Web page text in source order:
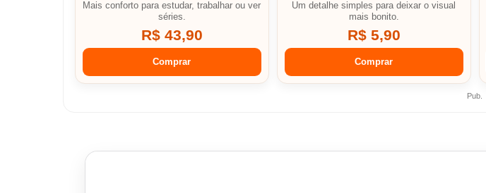
Mais conforto para estudar, trabalhar ou ver
séries.
R$ 43,90
Comprar
Um detalhe simples para deixar o visual
mais bonito.
R$ 5,90
Comprar
Pub.